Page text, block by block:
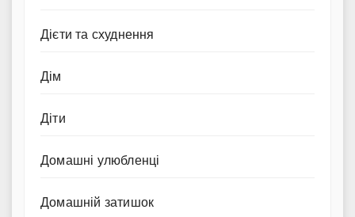
Дієти та схуднення
Дім
Діти
Домашні улюбленці
Домашній затишок